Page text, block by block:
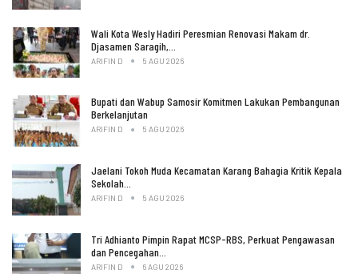
Wali Kota Wesly Hadiri Peresmian Renovasi Makam dr.
Djasamen Saragih,…
ARIFIN D 5 AGU 2026
Bupati dan Wabup Samosir Komitmen Lakukan Pembangunan
Berkelanjutan
ARIFIN D 5 AGU 2026
Jaelani Tokoh Muda Kecamatan Karang Bahagia Kritik Kepala
Sekolah…
ARIFIN D 5 AGU 2026
Tri Adhianto Pimpin Rapat MCSP-RBS, Perkuat Pengawasan
dan Pencegahan…
ARIFIN D 6 AGU 2026